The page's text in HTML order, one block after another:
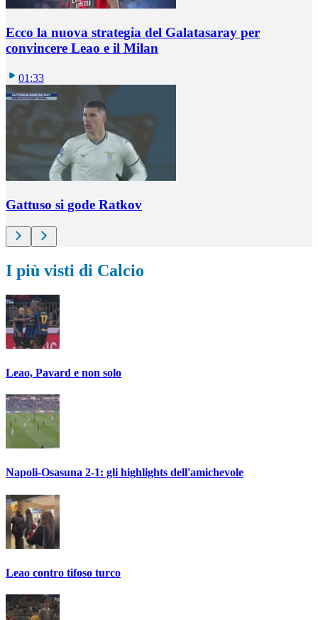
Ecco la nuova strategia del Galatasaray per
convincere Leao e il Milan
01:33
Gattuso si gode Ratkov
I più visti di Calcio
Leao, Pavard e non solo
Napoli-Osasuna 2-1: gli highlights dell'amichevole
Leao contro tifoso turco